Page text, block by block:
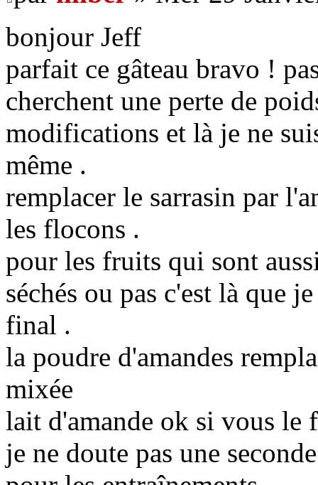
bonjour Jeff
parfait ce gâteau bravo !
cherchent une perte de
modifications et là je ne
même .
remplacer le sarrasin par
les flocons .
pour les fruits qui sont
séchés ou pas c'est là que
final .
la poudre d'amandes
mixée
lait d'amande ok si vous le
je ne doute pas une